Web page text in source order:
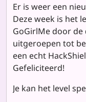
Er is weer een
Deze week is het
GoGirlMe door de
uitgeroepen tot
een echt
Gefeliciteerd!
Je kan het level